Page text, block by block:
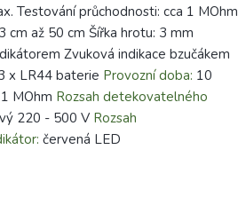
Testování průchodnosti: cca 1 MOhm
až 50 cm Šířka hrotu: 3 mm
Zvuková indikace bzučákem
x LR44 baterie Provozní doba: 10
MOhm Rozsah detekovatelného
220 - 500 V Rozsah
červená LED